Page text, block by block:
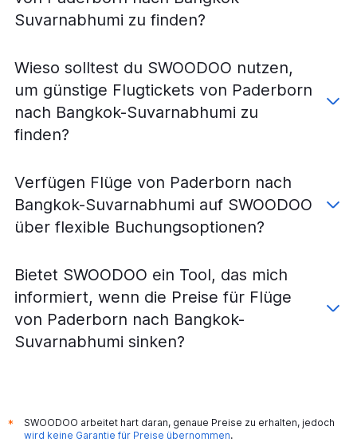
Flüge von Stuttgart nach Bangkok Dong Muang
Flüge von Leipzig nach Bangkok-Suvarnabhumi
Flüge von Hannover nach Bangkok Dong Muang
Flüge von Dresden nach Bangkok-Suvarnabhumi
Flüge von Nürnberg nach Bangkok Dong Muang
Flüge von Köln nach Bangkok Dong Muang
Flüge von Münster nach Bangkok-Suvarnabhumi
Flüge von Dortmund nach Bangkok-Suvarnabhumi
Flüge von Karlsruhe nach Bangkok-Suvarnabhumi
Flüge von Memmingen nach Bangkok-Suvarnabhumi
Flüge von Friedrichshafen nach Bangkok-Suvarnabhumi
Flüge von Rostock nach Bangkok-Suvarnabhumi
Suvarnabhumi zu finden?
Wieso solltest du SWOODOO nutzen,
um günstige Flugtickets von Paderborn
nach Bangkok-Suvarnabhumi zu
finden?
Verfügen Flüge von Paderborn nach
Bangkok-Suvarnabhumi auf SWOODOO
über flexible Buchungsoptionen?
Bietet SWOODOO ein Tool, das mich
informiert, wenn die Preise für Flüge
von Paderborn nach Bangkok-
Suvarnabhumi sinken?
*
SWOODOO arbeitet hart daran, genaue Preise zu erhalten, jedoch
wird keine Garantie für Preise übernommen.